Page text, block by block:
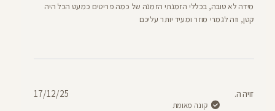
מידה לא טובה, בכללי הזמנתי הזמנה של כמה פריטים כמעט הכל היה
קטן, וזה לגמרי מוזר ומעיד יותר עליכם
זויה ה.
קונה מאומת
17/12/25